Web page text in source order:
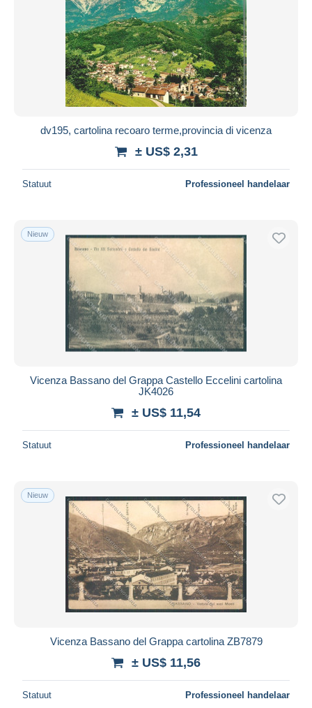
dv195, cartolina recoaro terme,provincia di vicenza
± US$ 2,31
Statuut Professioneel handelaar
Nieuw
Vicenza Bassano del Grappa Castello Eccelini cartolina
JK4026
± US$ 11,54
Statuut Professioneel handelaar
Nieuw
Vicenza Bassano del Grappa cartolina ZB7879
± US$ 11,56
Statuut Professioneel handelaar